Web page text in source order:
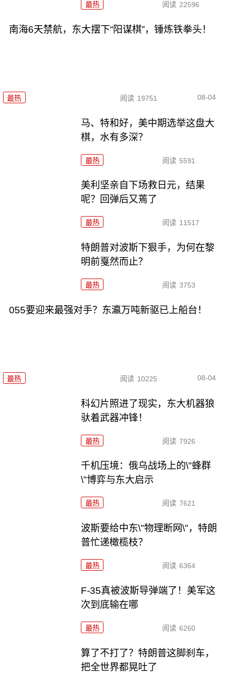
最热 阅读 22596
南海6天禁航，东大摆下“阳谋棋”，锤炼铁拳头！
最热 阅读 19751 08-04
马、特和好，美中期选举这盘大
棋，水有多深？
最热 阅读 5591
美利坚亲自下场救日元，结果
呢？回弹后又蔫了
最热 阅读 11517
特朗普对波斯下狠手，为何在黎
明前戛然而止？
最热 阅读 3753
055要迎来最强对手？东瀛万吨新驱已上船台！
最热 阅读 10225 08-04
科幻片照进了现实，东大机器狼
驮着武器冲锋！
最热 阅读 7926
千机压境：俄乌战场上的\"蜂群
\"博弈与东大启示
最热 阅读 7621
波斯要给中东\"物理断网\"，特朗
普忙递橄榄枝？
最热 阅读 6364
F-35真被波斯导弹端了！美军这
次到底输在哪
最热 阅读 6260
算了不打了？特朗普这脚刹车，
把全世界都晃吐了